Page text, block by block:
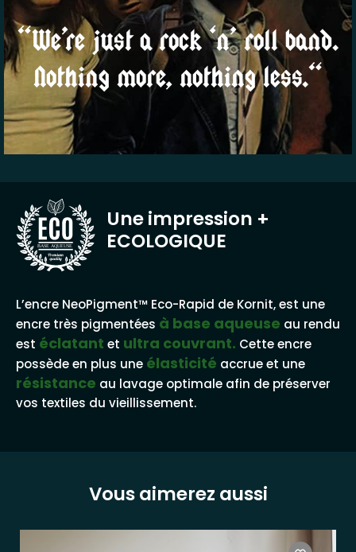
“We’re just a rock ‘n’ roll band.
Nothing more, nothing less.“
BASE AQUEUSE
Une impression +
ECOLOGIQUE
L’encre NeoPigment™ Eco-Rapid de Kornit, est une
encre très pigmentées à base aqueuse au rendu
est éclatant et ultra couvrant. Cette encre
possède en plus une élasticité accrue et une
résistance au lavage optimale afin de préserver
vos textiles du vieillissement.
Vous aimerez aussi